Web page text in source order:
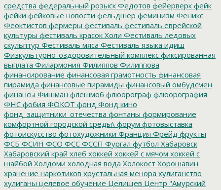
средства федеральный розыск Федотов фейерверк фейк
фейки фейковые новости фельдшер феминизм Феникс
Феоктистов фермеры фестиваль фестиваль еврейской
культуры фестиваль красок Холи Фестиваль ледовых
скульптур Фестиваль мяса Фестиваль языка идиш
Физкультурно-оздоровительный комплекс фиксированная
выплата Филармония Филиппов Филиппова
финансирование финансовая грамотность финансовая
пирамида финансовые пирамиды финансовый омбудсмен
финансы Фишман флешмоб флюорограф флюорография
ФНС фобия ФОКОТ фонд Фонд кино
фонд_защитники_отечества фонтаны формирование
комфортной городской среды\ форум фотовыставка
фотоискусство фотохудожники Франция Фрейд фрукты
ФСБ ФСИН ФСО ФСС ФССП Фургал футбол Хабаровск
Хабаровский край хлеб хоккей хоккей с мячом хоккей с
шайбой Холдоми холодная вода Холокост Хорошавин
хранение наркотиков хрустальная менора хулиганство
хулиганы целевое обучение Целищев Центр "Амурский